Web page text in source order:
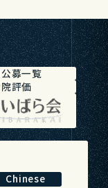
募一覧
評価
Chinese